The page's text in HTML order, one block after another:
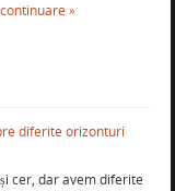
»
diferite orizonturi
cer, dar avem diferite